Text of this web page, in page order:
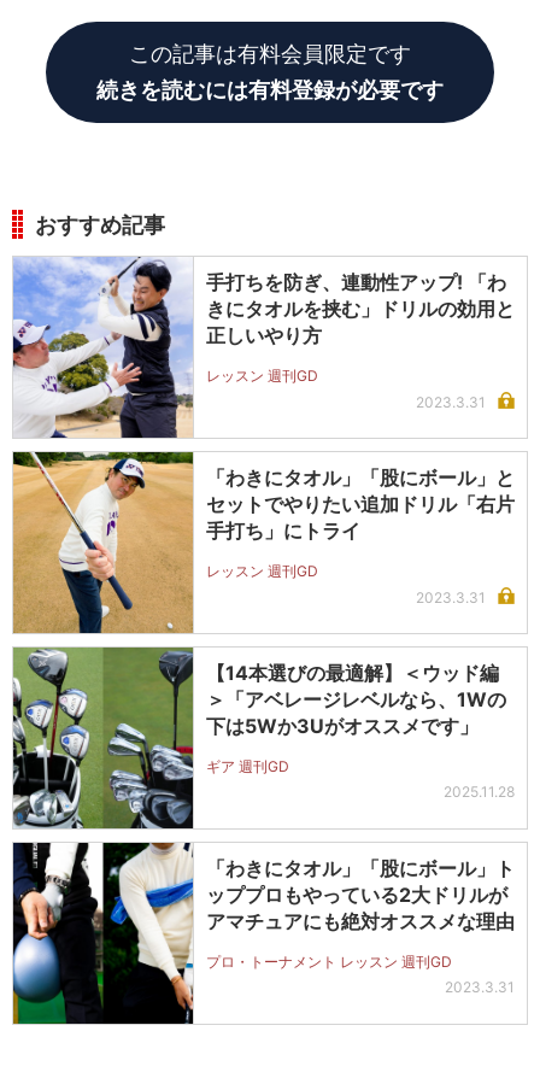
この記事は有料会員限定です
続きを読むには有料登録が必要です
おすすめ記事
手打ちを防ぎ、連動性アップ! 「わ
きにタオルを挟む」ドリルの効用と
正しいやり方
レッスン 週刊GD
2023.3.31
「わきにタオル」「股にボール」と
セットでやりたい追加ドリル「右片
手打ち」にトライ
レッスン 週刊GD
2023.3.31
【14本選びの最適解】＜ウッド編
＞「アベレージレベルなら、1Wの
下は5Wか3Uがオススメです」
ギア 週刊GD
2025.11.28
「わきにタオル」「股にボール」ト
ッププロもやっている2大ドリルが
アマチュアにも絶対オススメな理由
プロ・トーナメント レッスン 週刊GD
2023.3.31